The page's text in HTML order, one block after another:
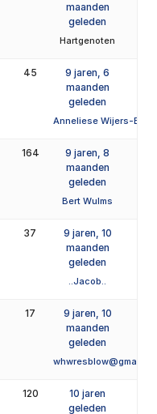
maanden
geleden
Hartgenoten
45
9 jaren, 6
maanden
geleden
Anneliese Wijers-
164
9 jaren, 8
maanden
geleden
Bert Wulms
37
9 jaren, 10
maanden
geleden
..Jacob..
17
9 jaren, 10
maanden
geleden
120
10 jaren
geleden